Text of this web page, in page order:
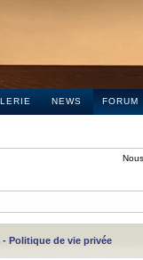
NEWS FORUM
Politique de vie privée